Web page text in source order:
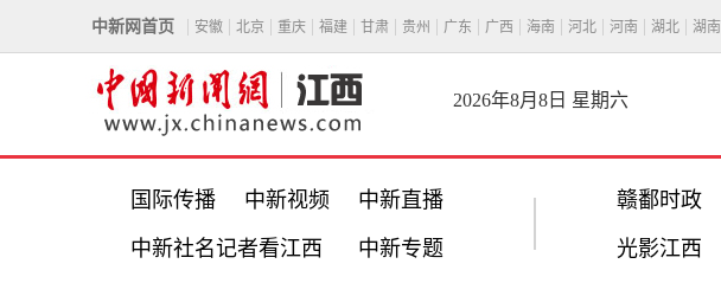
中新网首页 安徽 北京 重庆 福建 甘肃 贵州 广东 广西 海南 河北 河南 湖北 湖南
2026年8月8日 星期六
国际传播 中新视频 中新直播
中新社名记者看江西 中新专题
赣鄱时政
光影江西